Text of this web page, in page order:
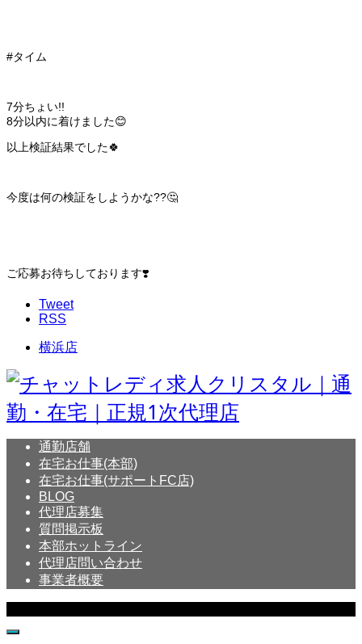
#タイム
7分ちょい!!
8分以内に着けました😊
以上検証結果でした🍀
今度は何の検証をしようかな??🤔
ご応募お待ちしております❣️
Tweet
RSS
横浜店
通勤店舗
在宅お仕事(本部)
在宅お仕事(サポートFC店)
BLOG
代理店募集
質問掲示板
本部ホットライン
代理店問い合わせ
事業者概要